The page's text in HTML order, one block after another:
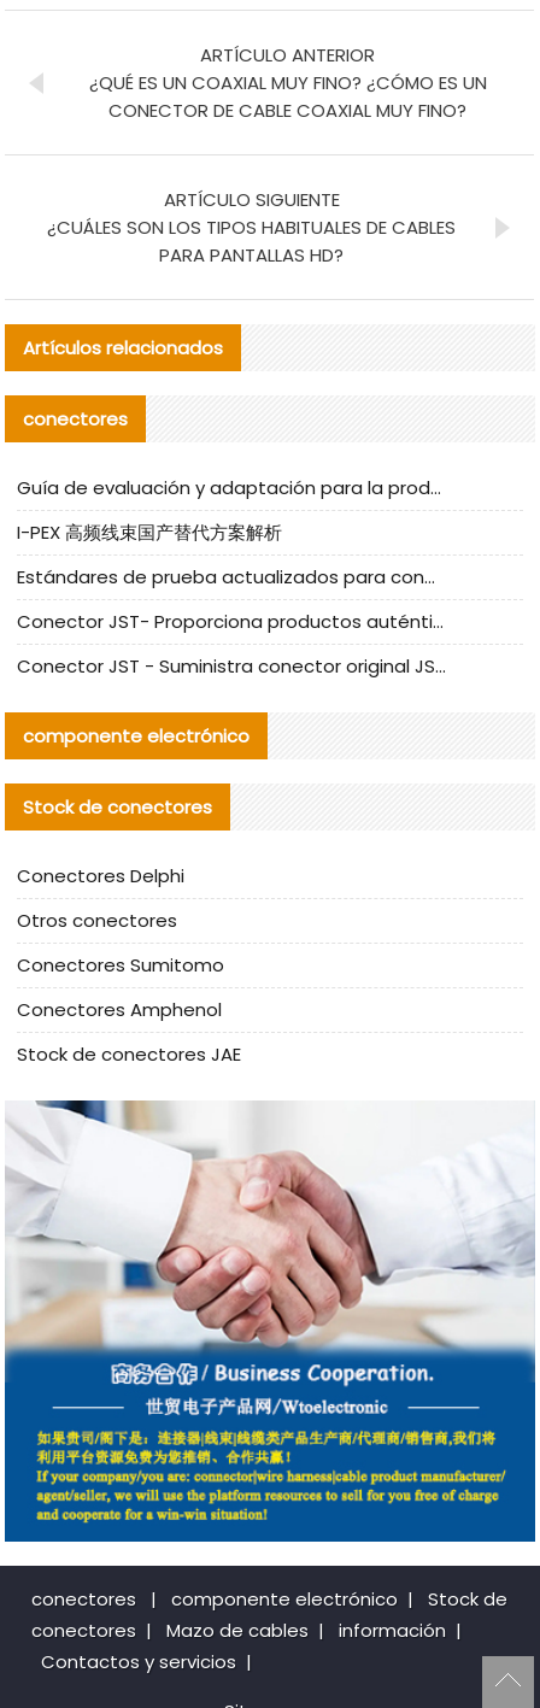
ARTÍCULO ANTERIOR
¿QUÉ ES UN COAXIAL MUY FINO? ¿CÓMO ES UN
CONECTOR DE CABLE COAXIAL MUY FINO?
ARTÍCULO SIGUIENTE
¿CUÁLES SON LOS TIPOS HABITUALES DE CABLES
PARA PANTALLAS HD?
Artículos relacionados
conectores
Guía de evaluación y adaptación para la producción en serie de componentes de cables nacionales para CNC Tech
I-PEX 高频线束国产替代方案解析
Estándares de prueba actualizados para conectores nacionales bajo la referencia de CLIFF
Conector JST- Proporciona productos auténticos y alternativos del conector JST NSHR-02V-S
Conector JST - Suministra conector original JST GHR-09V-S | productos alternativos
componente electrónico
Stock de conectores
Conectores Delphi
Otros conectores
Conectores Sumitomo
Conectores Amphenol
Stock de conectores JAE
conectores | componente electrónico |
Stock de
conectores | Mazo de cables | información |
Contactos y servicios |